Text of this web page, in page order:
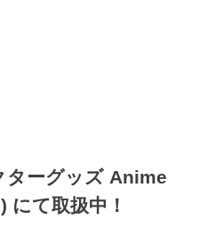
ターグッズ Anime
て取扱中！